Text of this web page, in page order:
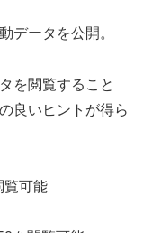
データを公開。
を閲覧すること
良いヒントが得ら
覧可能